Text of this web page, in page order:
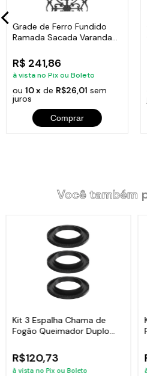
Grade de Ferro Fundido
Ramada Sacada Varanda
R$ 241,86
à vista no Pix ou Boleto
ou 10 xde R$26,01 sem
juros
Comprar
Você também
Kit 3 Espalha Chama de
Fogão Queimador Duplo
R$120,73
à vista no Pix ou Boleto